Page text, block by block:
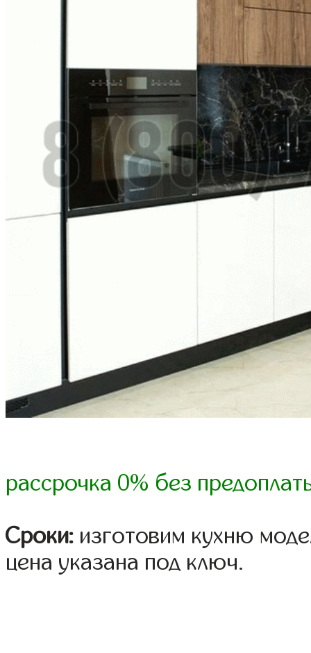
рассрочка 0% без
Сроки: изготовим кухню
цена указана под ключ.